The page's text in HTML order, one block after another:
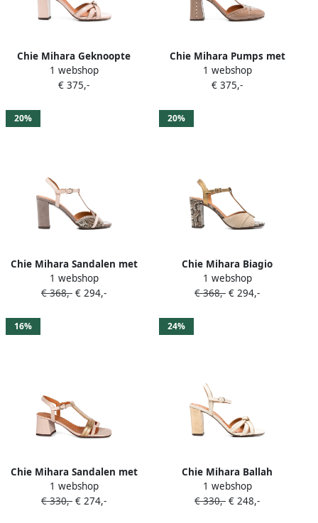
Chie Mihara Geknoopte
lakleren sandalen Beige
1 webshop
€ 375,-
Chie Mihara Pumps met
brogue-detail en T-bandje
Beige
1 webshop
€ 375,-
20%
Chie Mihara Sandalen met
slangen-effect hak en T-
bandje Beige
1 webshop
€ 368,- € 294,-
20%
Chie Mihara Biagio
sandalen met hak Beige
1 webshop
€ 368,- € 294,-
16%
Chie Mihara Sandalen met
metallic afwerking en
hagedissenhuid-effect
1 webshop
€ 330,- € 274,-
24%
Chie Mihara Ballah
geknoopte leren sandalen
Beige
1 webshop
€ 330,- € 248,-